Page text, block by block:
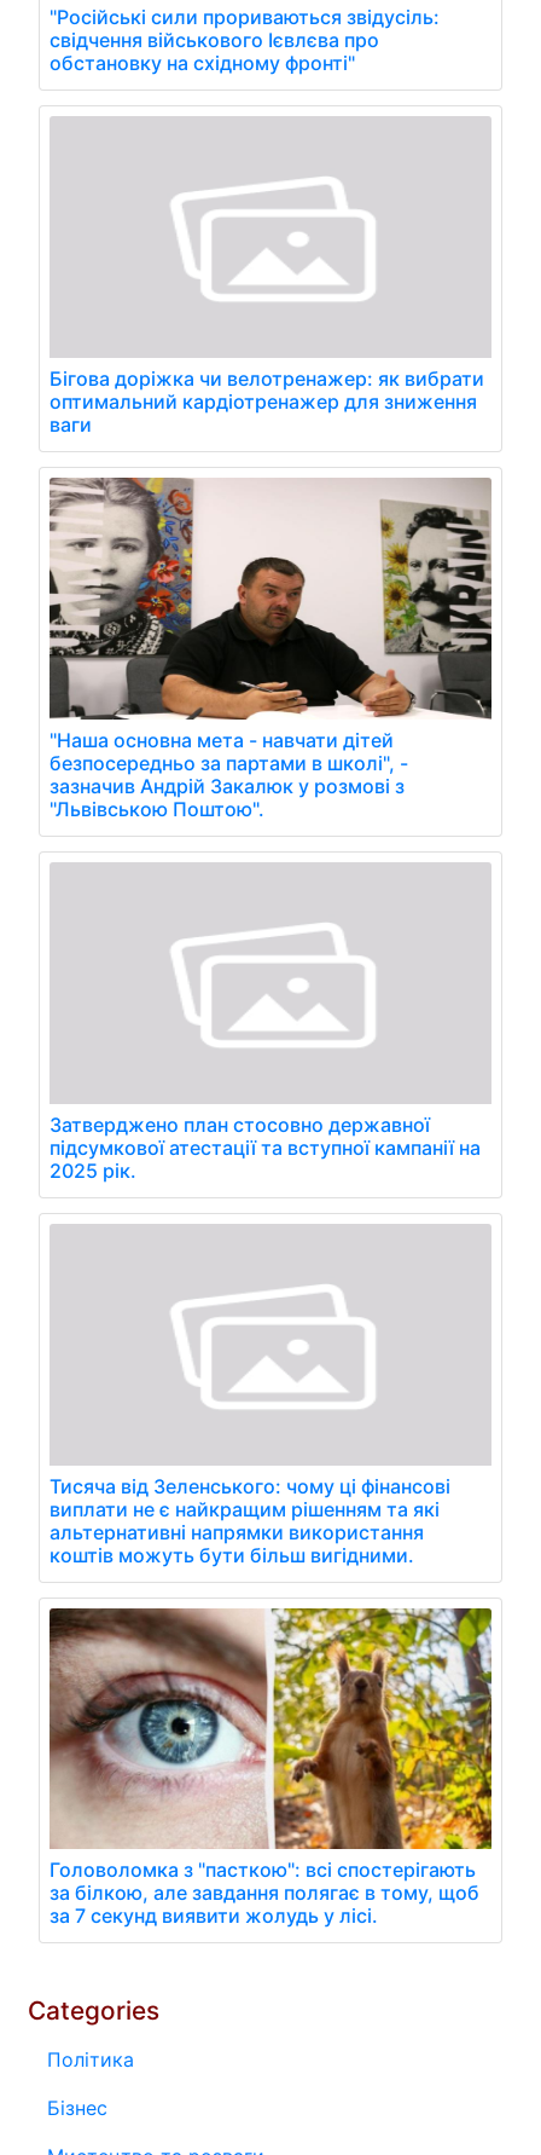
"Російські сили прориваються звідусіль:
свідчення військового Ієвлєва про
обстановку на східному фронті"
Бігова доріжка чи велотренажер: як вибрати
оптимальний кардіотренажер для зниження
ваги
"Наша основна мета - навчати дітей
безпосередньо за партами в школі", -
зазначив Андрій Закалюк у розмові з
"Львівською Поштою".
Затверджено план стосовно державної
підсумкової атестації та вступної кампанії на
2025 рік.
Тисяча від Зеленського: чому ці фінансові
виплати не є найкращим рішенням та які
альтернативні напрямки використання
коштів можуть бути більш вигідними.
Головоломка з "пасткою": всі спостерігають
за білкою, але завдання полягає в тому, щоб
за 7 секунд виявити жолудь у лісі.
Categories
Політика
Бізнес